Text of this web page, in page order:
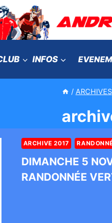
INFOS
/ ARCHIVES
ARCHIVE 2017
DIMANCHE 5
RANDONNÉE